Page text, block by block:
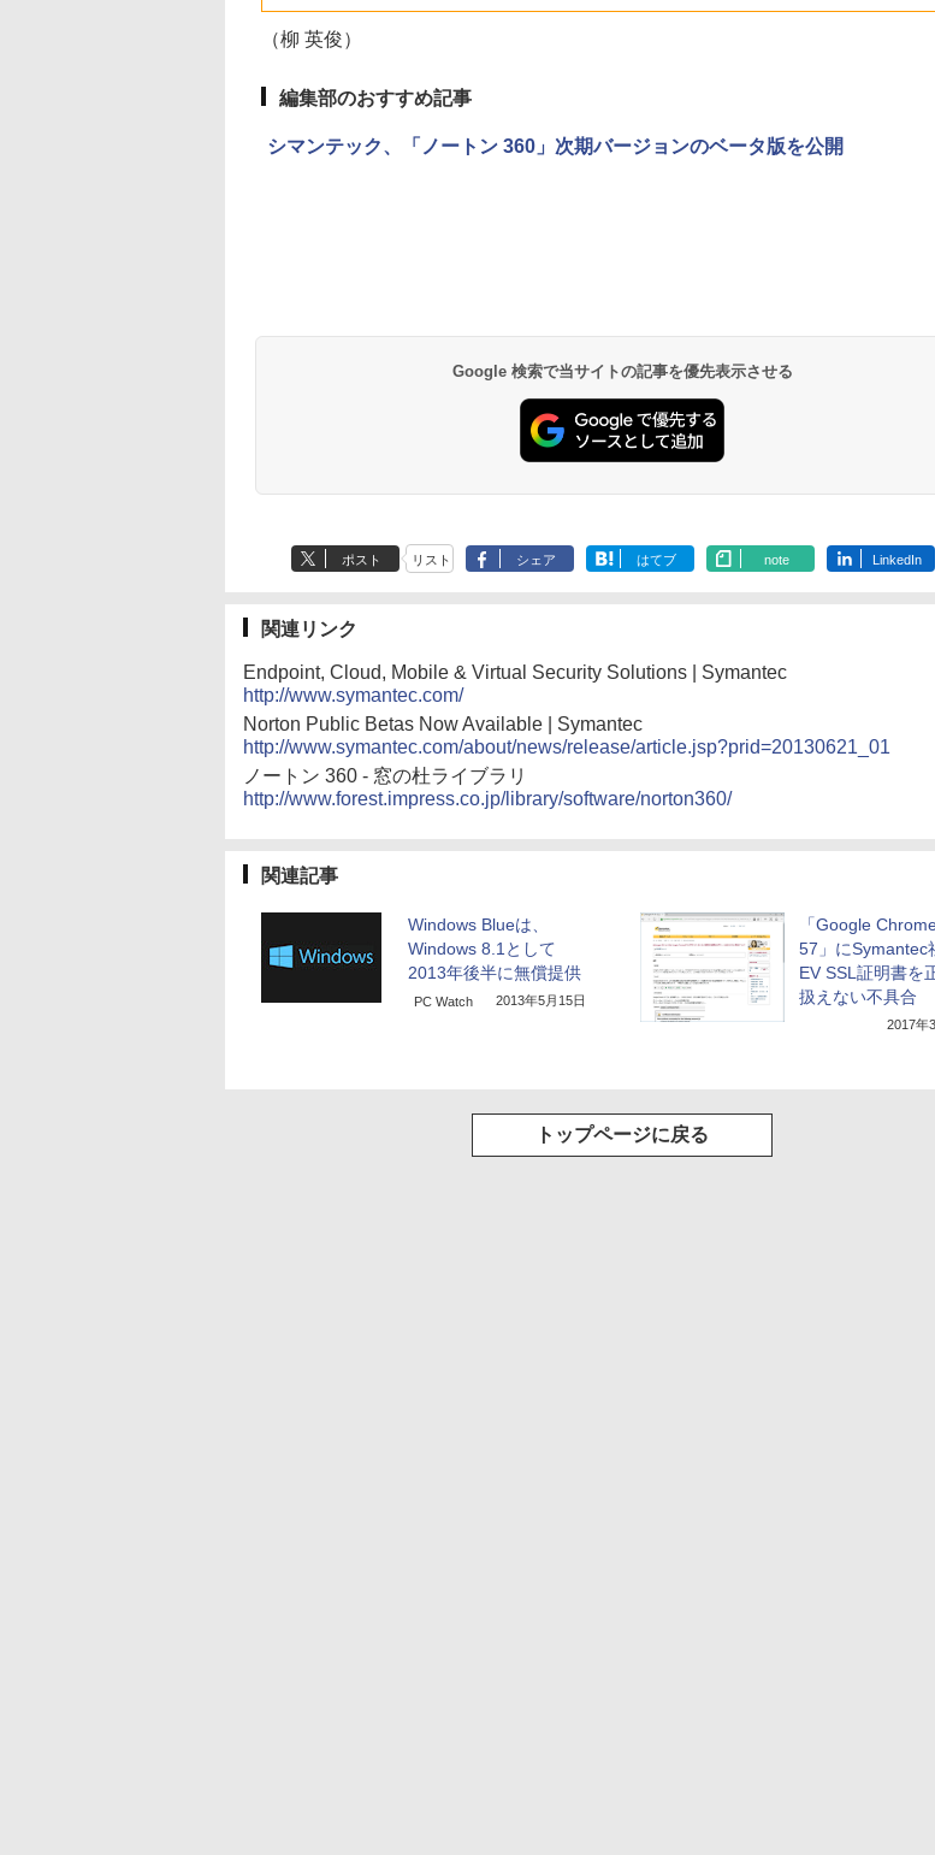
ユニファイドメモ
リ、512GB SSDスト
レージ、1080p
ラ、Touch ID - シル
ドメモリ、1TB SSD
のAIコーディング入
し
ブラック
年発売)
イト
（柳 英俊）
編集部のおすすめ記事
シマンテック、「ノートン 360」次期バージョンのベータ版を公開
Google 検索で当サイトの記事を優先表示させる
ポスト リスト シェア はてブ note LinkedIn
関連リンク
Endpoint, Cloud, Mobile & Virtual Security Solutions | Symantec
http://www.symantec.com/
Norton Public Betas Now Available | Symantec
http://www.symantec.com/about/news/release/article.jsp?prid=20130621_01
ノートン 360 - 窓の杜ライブラリ
http://www.forest.impress.co.jp/library/software/norton360/
関連記事
Windows Blueは、
Windows 8.1として
2013年後半に無償提供
PC Watch 2013年5月15日
「Google
57」にSymantec
EV SSL証明書を
扱えない不具合
2017年
トップページに戻る